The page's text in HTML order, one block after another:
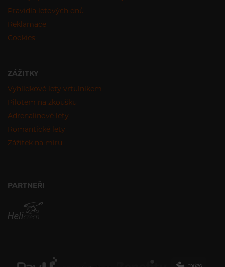
Pravidla letových dnů
Reklamace
Cookies
ZÁŽITKY
Vyhlídkové lety vrtulníkem
Pilotem na zkoušku
Adrenalinové lety
Romantické lety
Zážitek na míru
PARTNEŘI